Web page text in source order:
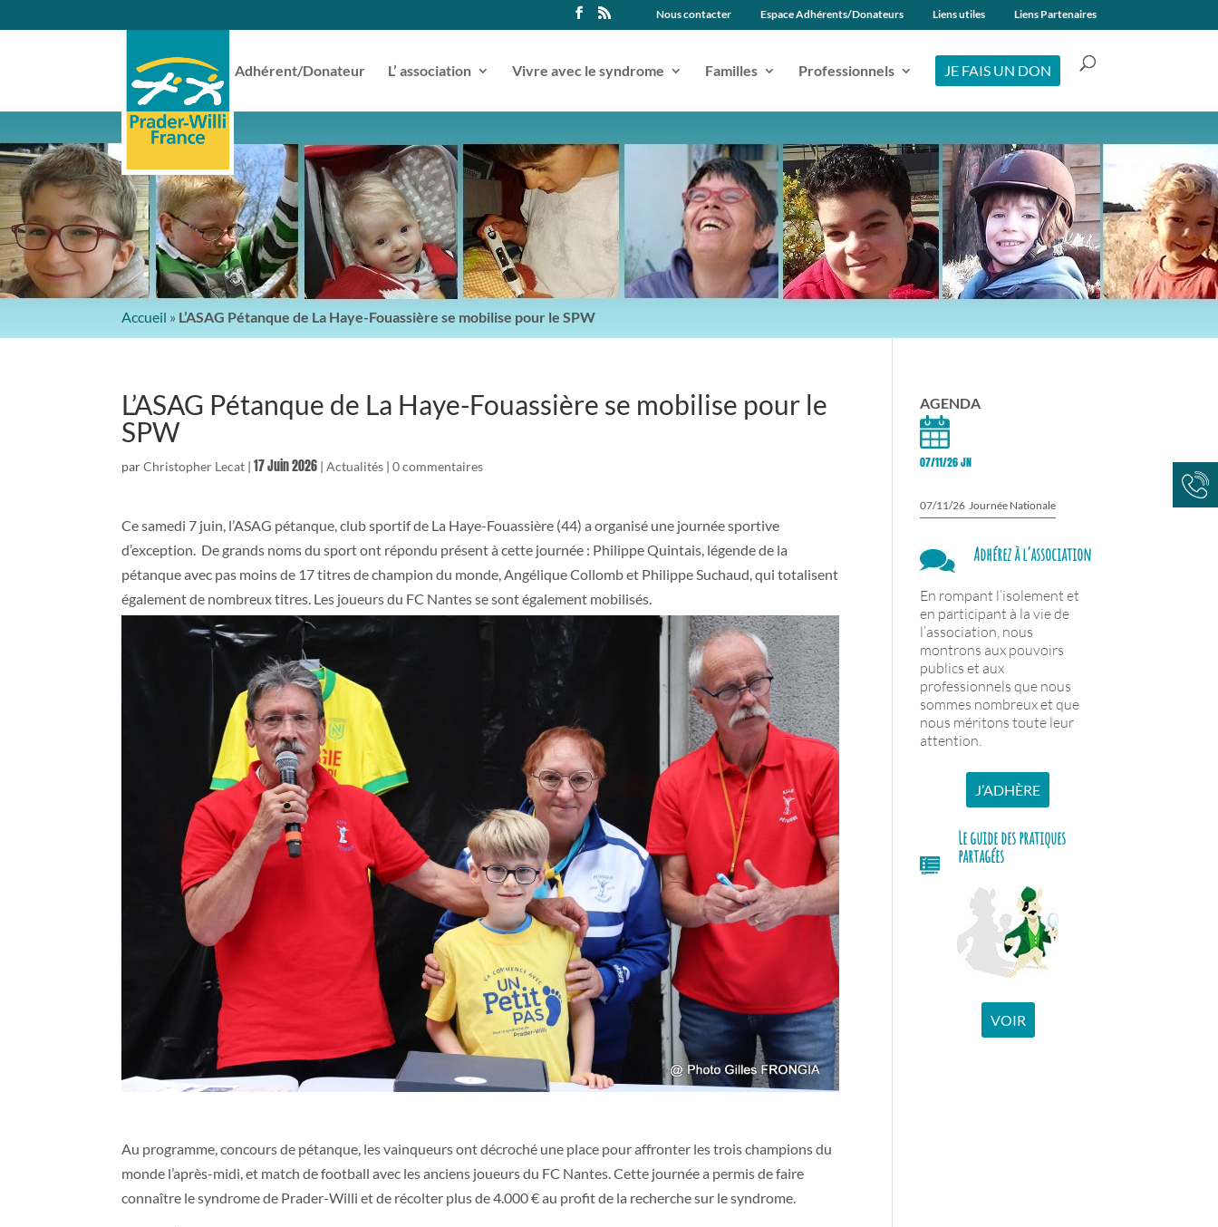
Nous contacter Espace Adhérents/Donateurs Liens utiles Liens Partenaires
Adhérent/Donateur L’ association Vivre avec le syndrome Familles Professionnels JE FAIS UN DON
Accueil » L’ASAG Pétanque de La Haye-Fouassière se mobilise pour le SPW
L’ASAG Pétanque de La Haye-Fouassière se mobilise pour le
SPW
parChristopher Lecat |17 Juin 2026 |Actualités |0 commentaires
Ce samedi 7 juin, l’ASAG pétanque, club sportif de La Haye-Fouassière (44) a organisé une journée sportive
d’exception. De grands noms du sport ont répondu présent à cette journée : Philippe Quintais, légende de la
pétanque avec pas moins de 17 titres de champion du monde, Angélique Collomb et Philippe Suchaud, qui totalisent
également de nombreux titres. Les joueurs du FC Nantes se sont également mobilisés.
Au programme, concours de pétanque, les vainqueurs ont décroché une place pour affronter les trois champions du
monde l’après-midi, et match de football avec les anciens joueurs du FC Nantes. Cette journée a permis de faire
connaître le syndrome de Prader-Willi et de récolter plus de 4.000 € au profit de la recherche sur le syndrome.
AGENDA
07/11/26 JN
07/11/26 Journée Nationale
Adhérez à l’association
En rompant l’isolement et
en participant à la vie de
l’association, nous
montrons aux pouvoirs
publics et aux
professionnels que nous
sommes nombreux et que
nous méritons toute leur
attention.
J’ADHÈRE
Le guide des pratiques
partagées
VOIR